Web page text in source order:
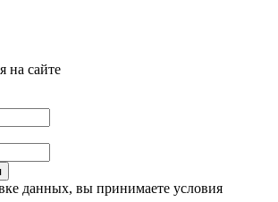
на сайте
данных, вы принимаете условия